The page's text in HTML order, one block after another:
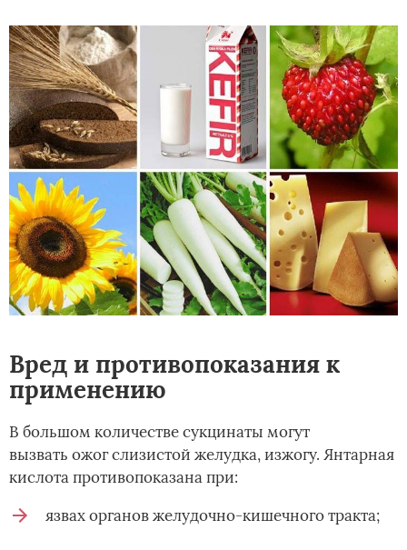
Вред и противопоказания к
применению
В большом количестве сукцинаты могут
вызвать ожог слизистой желудка, изжогу. Янтарная
кислота противопоказана при:
язвах органов желудочно-кишечного тракта;